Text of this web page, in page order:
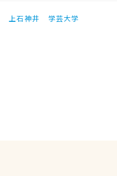
上石神井
学芸大学